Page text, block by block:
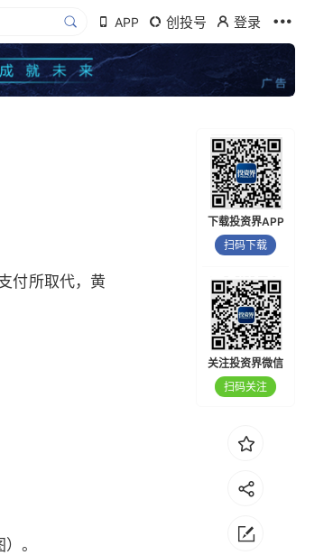
APP 创投号 登录
付所取代，黄
。
下载投资界APP
扫码下载
关注投资界微信
扫码关注